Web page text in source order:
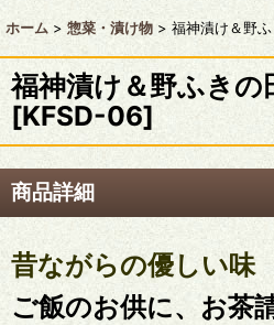
ホーム > 惣菜・漬け物 > 福神漬け＆野
福神漬け＆野ふきの
[KFSD-06]
商品詳細
昔ながらの優しい味
ご飯のお供に、お茶